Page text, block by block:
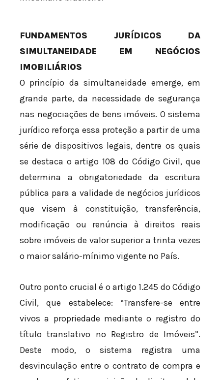
FUNDAMENTOS JURÍDICOS DA
SIMULTANEIDADE EM NEGÓCIOS
IMOBILIÁRIOS
O princípio da simultaneidade emerge, em
grande parte, da necessidade de segurança
nas negociações de bens imóveis. O sistema
jurídico reforça essa proteção a partir de uma
série de dispositivos legais, dentre os quais
se destaca o artigo 108 do Código Civil, que
determina a obrigatoriedade da escritura
pública para a validade de negócios jurídicos
que visem à constituição, transferência,
modificação ou renúncia à direitos reais
sobre imóveis de valor superior a trinta vezes
o maior salário-mínimo vigente no País.
Outro ponto crucial é o artigo 1.245 do Código
Civil, que estabelece: “Transfere-se entre
vivos a propriedade mediante o registro do
título translativo no Registro de Imóveis”.
Deste modo, o sistema registra uma
desvinculação entre o contrato de compra e